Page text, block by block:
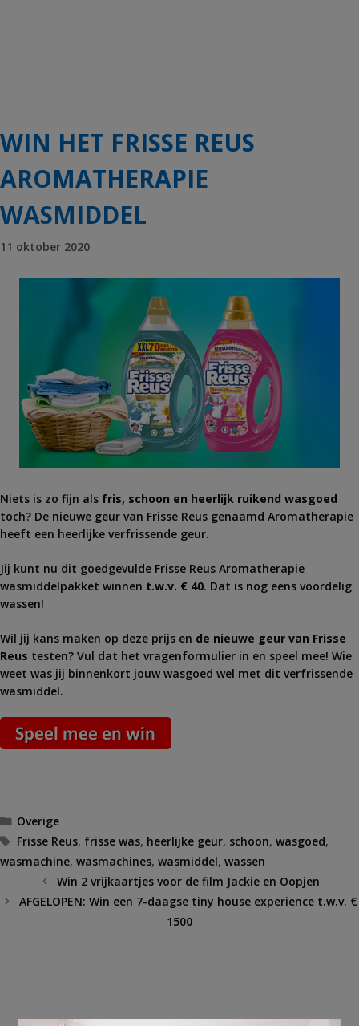
WIN HET FRISSE REUS
AROMATHERAPIE
WASMIDDEL
11 oktober 2020
Niets is zo fijn als fris, schoon en heerlijk ruikend wasgoed
toch? De nieuwe geur van Frisse Reus genaamd Aromatherapie
heeft een heerlijke verfrissende geur.
Jij kunt nu dit goedgevulde Frisse Reus Aromatherapie
wasmiddelpakket winnen t.w.v. € 40. Dat is nog eens voordelig
wassen!
Wil jij kans maken op deze prijs en de nieuwe geur van Frisse
Reus testen? Vul dat het vragenformulier in en speel mee! Wie
weet was jij binnenkort jouw wasgoed wel met dit verfrissende
wasmiddel.
Categorieën
Overige
Tags
Frisse Reus, frisse was, heerlijke geur, schoon,wasgoed,
wasmachine, wasmachines, wasmiddel, wassen
Win 2 vrijkaartjes voor de film Jackie en Oopjen
AFGELOPEN: Win een 7-daagse tiny house experience t.w.v. €
1500